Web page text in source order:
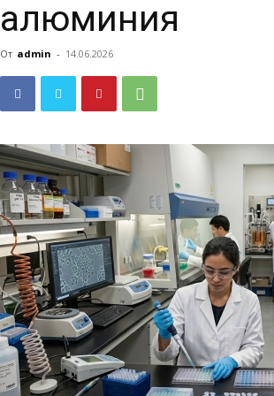
алюминия
От admin - 14.06.2026